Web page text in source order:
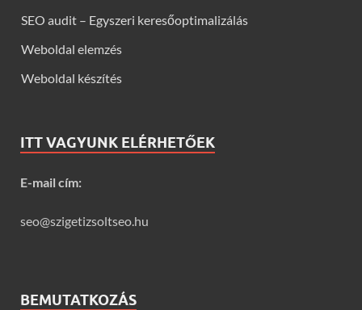
SEO audit – Egyszeri keresőoptimalizálás
Weboldal elemzés
Weboldal készítés
ITT VAGYUNK ELÉRHETŐEK
E-mail cím:
seo@szigetizsoltseo.hu
BEMUTATKOZÁS